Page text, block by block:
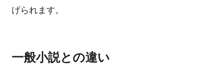
げられます。
一般小説との違い